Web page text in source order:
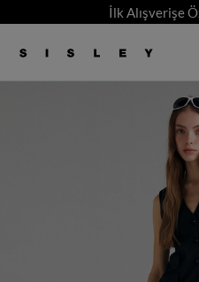
İlk Alışverişe
logo
/4